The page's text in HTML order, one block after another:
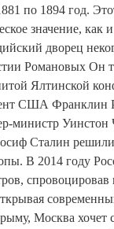
по 1894 год.
значение, как
дворец
Романовых Он
Ялтинской
США Франклин
министр Уинстон
Сталин решили
В 2014 году
спровоцировав
Москва хочет